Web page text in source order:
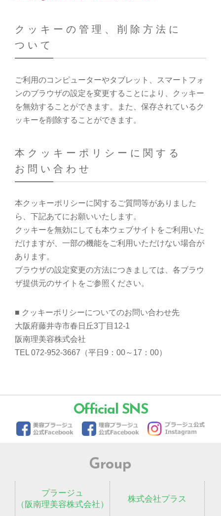
クッキーの管理、削除方法に
ついて
ご利用のコンピューターやタブレット、スマートフォ
ンのブラウザの設定を変更することにより、クッキー
を無効することができます。また、保存されているク
ッキーを削除することができます。
本クッキーポリシーに関する
お問い合わせ
本クッキーポリシーに関するご質問等がありました
ら、下記あてにお願いいたします。
クッキーを無効にしても本ウェブサイトをご利用いた
だけますが、一部の機能をご利用いただけない場合が
あります。
ブラウザの設定変更の方法につきましては、各ブラウ
ザ提供元のサイトをご参照ください。
■ クッキーポリシーについてのお問い合わせ先
大阪府藤井寺市春日丘3丁目12-1
阪南理美容株式会社
TEL 072-952-3667（平日9：00～17：00）
Official SNS
Group
プラージュ
（阪南理美容株式会社）
株式会社プラス